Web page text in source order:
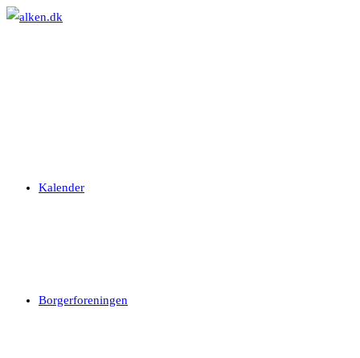
Skip
Kalender
Borgerforeningen